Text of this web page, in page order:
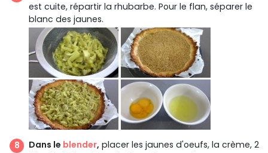
est cuite, répartir la rhubarbe. Pour le flan, séparer le
blanc des jaunes.
Dans le blender, placer les jaunes d'oeufs, la crème, 2